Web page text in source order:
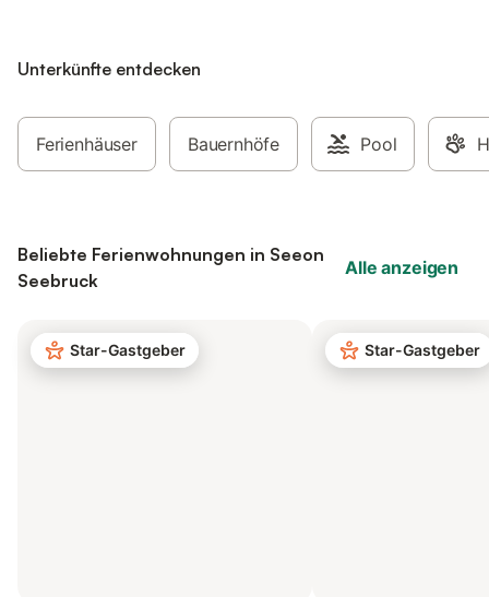
Unterkünfte entdecken
Ferienhäuser Bauernhöfe Pool
Beliebte Ferienwohnungen in Seeon
Seebruck
Alle anzeigen
Star-Gastgeber Star-Gastgeber